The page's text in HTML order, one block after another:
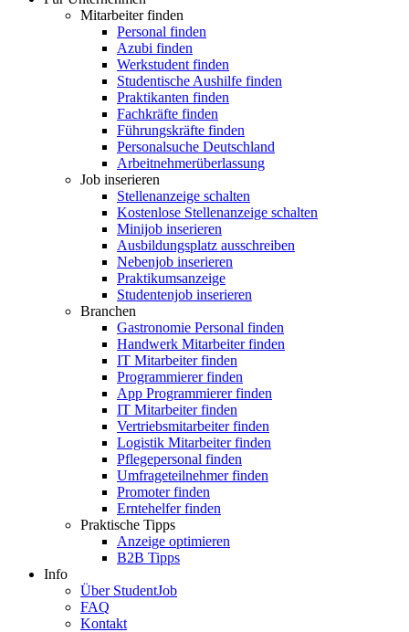
Mitarbeiter finden
Personal finden
Azubi finden
Werkstudent finden
Studentische Aushilfe finden
Praktikanten finden
Fachkräfte finden
Führungskräfte finden
Personalsuche Deutschland
Arbeitnehmerüberlassung
Job inserieren
Stellenanzeige schalten
Kostenlose Stellenanzeige schalten
Minijob inserieren
Ausbildungsplatz ausschreiben
Nebenjob inserieren
Praktikumsanzeige
Studentenjob inserieren
Branchen
Gastronomie Personal finden
Handwerk Mitarbeiter finden
IT Mitarbeiter finden
Programmierer finden
App Programmierer finden
IT Mitarbeiter finden
Vertriebsmitarbeiter finden
Logistik Mitarbeiter finden
Pflegepersonal finden
Umfrageteilnehmer finden
Promoter finden
Erntehelfer finden
Praktische Tipps
Anzeige optimieren
B2B Tipps
Info
Über StudentJob
FAQ
Kontakt